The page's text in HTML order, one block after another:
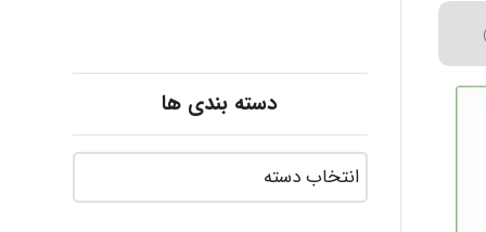
دسته بندی ها